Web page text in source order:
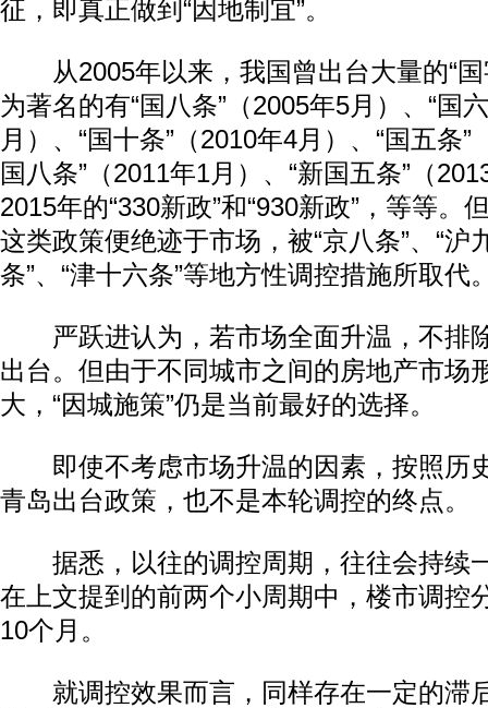
征，即真正做到“因地制宜”。
从2005年以来，我国曾出台大量的“国
为著名的有“国八条”（2005年5月）、“国
月）、“国十条”（2010年4月）、“国五条”
国八条”（2011年1月）、“新国五条”（
2015年的“330新政”和“930新政”，等等。
这类政策便绝迹于市场，被“京八条”、“沪
条”、“津十六条”等地方性调控措施所取代
严跃进认为，若市场全面升温，不排
出台。但由于不同城市之间的房地产市场
大，“因城施策”仍是当前最好的选择。
即使不考虑市场升温的因素，按照历
青岛出台政策，也不是本轮调控的终点。
据悉，以往的调控周期，往往会持续
在上文提到的前两个小周期中，楼市调控
10个月。
就调控效果而言，同样存在一定的滞